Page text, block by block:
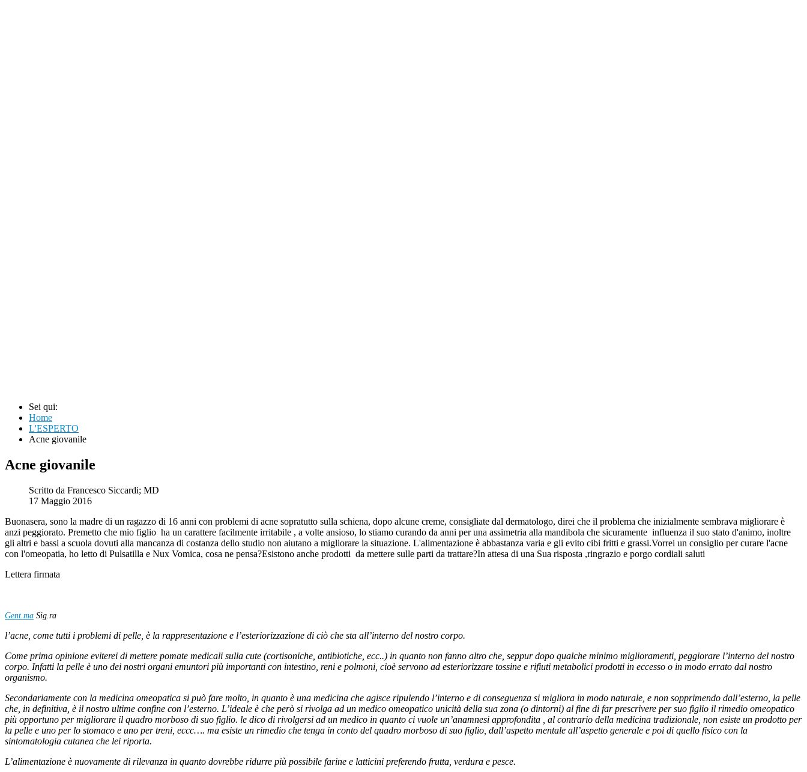
Sei qui:
Home
L'ESPERTO
Acne giovanile
Acne giovanile
Scritto da Francesco Siccardi; MD
17 Maggio 2016
Buonasera, sono la madre di un ragazzo di 16 anni con problemi di acne sopratutto sulla schiena, dopo alcune creme, consigliate dal dermatologo, direi che il problema che inizialmente sembrava migliorare è
anzi peggiorato. Premetto che mio figlio ha un carattere facilmente irritabile , a volte ansioso, lo stiamo curando da anni per una assimetria alla mandibola che sicuramente influenza il suo stato d'animo, inoltre
gli altri e bassi a scuola dovuti alla mancanza di costanza dello studio non aiutano a migliorare la situazione. L'alimentazione è abbastanza varia e gli evito cibi fritti e grassi.Vorrei un consiglio per curare l'acne
con l'omeopatia, ho letto di Pulsatilla e Nux Vomica, cosa ne pensa?Esistono anche prodotti da mettere sulle parti da trattare?In attesa di una Sua risposta ,ringrazio e porgo cordiali saluti
Lettera firmata
Gent.ma Sig.ra
l’acne, come tutti i problemi di pelle, è la rappresentazione e l’esteriorizzazione di ciò che sta all’interno del nostro corpo.
Come prima opinione eviterei di mettere pomate medicali sulla cute (cortisoniche, antibiotiche, ecc..) in quanto non fanno altro che, seppur dopo qualche minimo miglioramenti, peggiorare l’interno del nostro
corpo. Infatti la pelle è uno dei nostri organi emuntori più importanti con intestino, reni e polmoni, cioè servono ad esteriorizzare tossine e rifiuti metabolici prodotti in eccesso o in modo errato dal nostro
organismo.
Secondariamente con la medicina omeopatica si può fare molto, in quanto è una medicina che agisce ripulendo l’interno e di conseguenza si migliora in modo naturale, e non sopprimendo dall’esterno, la pelle
che, in definitiva, è il nostro ultime confine con l’esterno. L’ideale è che però si rivolga ad un medico omeopatico unicità della sua zona (o dintorni) al fine di far prescrivere per suo figlio il rimedio omeopatico
più opportuno per migliorare il quadro morboso di suo figlio. le dico di rivolgersi ad un medico in quanto ci vuole un’anamnesi approfondita , al contrario della medicina tradizionale, non esiste un prodotto per
la pelle e uno per lo stomaco e uno per treni, eccc…. ma esiste un rimedio che tenga in conto del quadro morboso di suo figlio, dall’aspetto mentale all’aspetto generale e poi di quello fisico con la
sintomatologia cutanea che lei riporta.
L’alimentazione è nuovamente di rilevanza in quanto dovrebbe ridurre più possibile farine e latticini preferendo frutta, verdura e pesce.